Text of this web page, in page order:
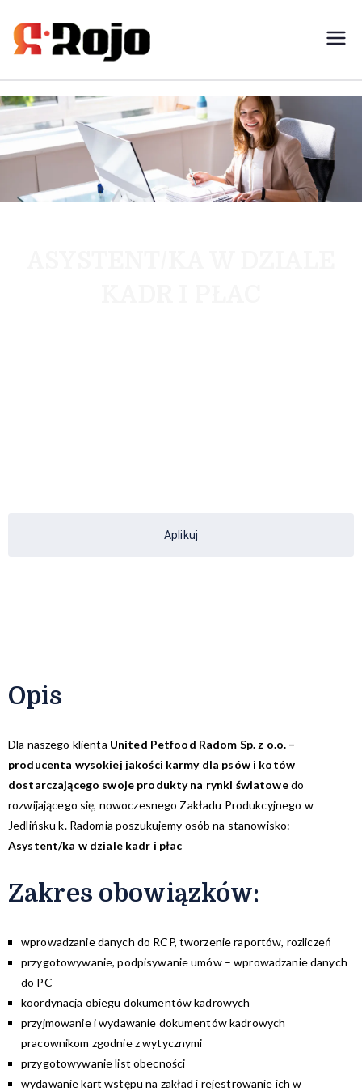
Rojo- agencja pracy świadczymy
rekrutacji między pracodawcą a
pracownikiem
Aplikuj
Opis
Dla naszego klienta United Petfood Radom Sp. z o.o. –
producenta wysokiej jakości karmy dla psów i kotów
dostarczającego swoje produkty na rynki światowedo
rozwijającego się, nowoczesnego Zakładu Produkcyjnego w
Jedlińsku k. Radomia poszukujemy osób na stanowisko:
Asystent/ka w dziale kadr i płac
Zakres obowiązków:
wprowadzanie danych do RCP, tworzenie raportów, rozliczeń
przygotowywanie, podpisywanie umów – wprowadzanie danych
do PC
koordynacja obiegu dokumentów kadrowych
przyjmowanie i wydawanie dokumentów kadrowych
pracownikom zgodnie z wytycznymi
przygotowywanie list obecności
wydawanie kart wstępu na zakład i rejestrowanie ich w